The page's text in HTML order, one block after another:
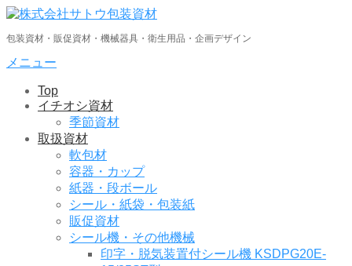
コ
テ
ン
包装資材・販促資材・機械器具・衛生用品・企画デザイン
メニュー
Top
イチオシ資材
季節資材
取扱資材
軟包材
容器・カップ
紙器・段ボール
シール・紙袋・包装紙
販促資材
シール機・その他機械
印字・脱気装置付シール機 KSDPG20E-